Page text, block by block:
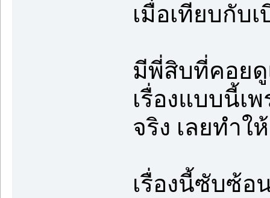
เมื่อเทียบกับ
มีพี่สิบที่คอย
เรื่องแบบนี้เ
จริง เลยทำ
เรื่องนี้ซับซ้อ